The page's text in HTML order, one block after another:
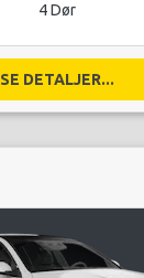
4 Dør
SE DETALJER...